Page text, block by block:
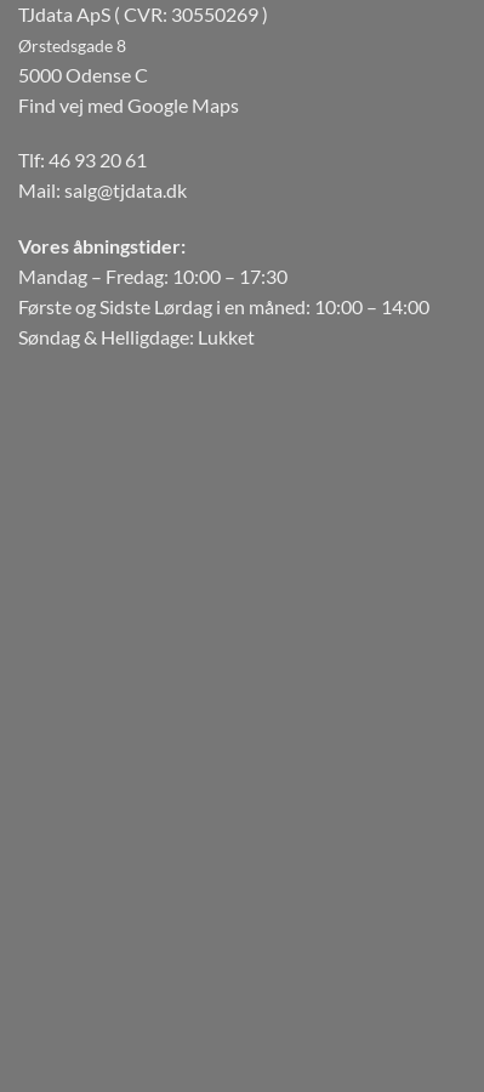
TJdata ApS ( CVR: 30550269 )
Ørstedsgade 8
5000 Odense C
Find vej med Google Maps
Tlf: 46 93 20 61
Mail: salg@tjdata.dk
Vores åbningstider:
Mandag – Fredag: 10:00 – 17:30
Første og Sidste Lørdag i en måned: 10:00 – 14:00
Søndag & Helligdage: Lukket